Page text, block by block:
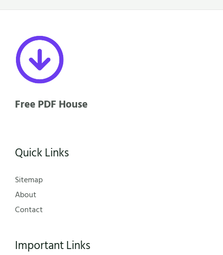
Free PDF House
Quick Links
Sitemap
About
Contact
Important Links